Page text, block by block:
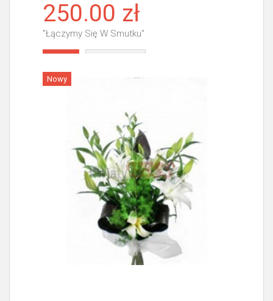
250.00 zł
"Łączymy Się W Smutku"
Nowy